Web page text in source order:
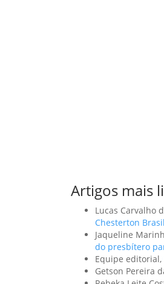
Artigos mais
Lucas Carvalho
Chesterton
Jaqueline
do presbítero
Equipe editorial,
Getson Pereira